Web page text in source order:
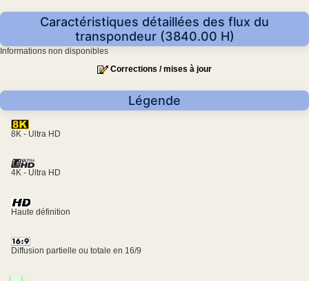
Caractéristiques détaillées des flux du
transpondeur (3840.00 H)
Informations non disponibles
Corrections / mises à jour
Légende
8K - Ultra HD
4K - Ultra HD
Haute définition
Diffusion partielle ou totale en 16/9